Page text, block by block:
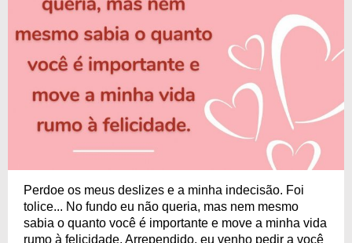
Perdoe os meus deslizes e a minha indecisão. Foi
tolice... No fundo eu não queria, mas nem mesmo
sabia o quanto você é importante e move a minha vida
rumo à felicidade. Arrependido, eu venho pedir a você